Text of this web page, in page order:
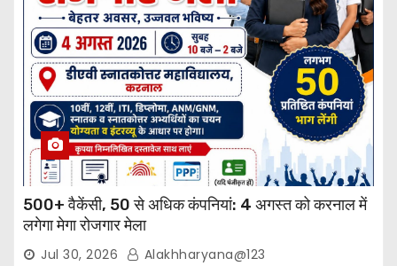
500+ वैकेंसी, 50 से अधिक कंपनियां: 4 अगस्त को करनाल में
लगेगा मेगा रोजगार मेला
Jul 30, 2026 Alakhharyana@123